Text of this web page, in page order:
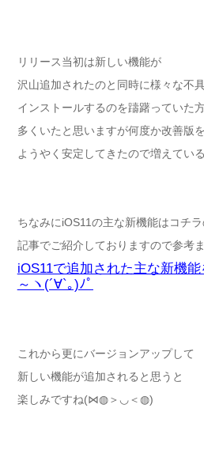
リリース当初は新しい機能が
沢山追加されたのと同時に様々な不
インストールするのを躊躇っていた
多くいたと思いますが何度か改善版
ようやく安定してきたので増えてい
ちなみにiOS11の主な新機能はコチ
記事でご紹介しておりますので参考
iOS11で追加された主な新機
～ヽ(´∀`｡)ﾉﾟ
これから更にバージョンアップして
新しい機能が追加されると思うと
楽しみですね(⋈◍＞◡＜◍)